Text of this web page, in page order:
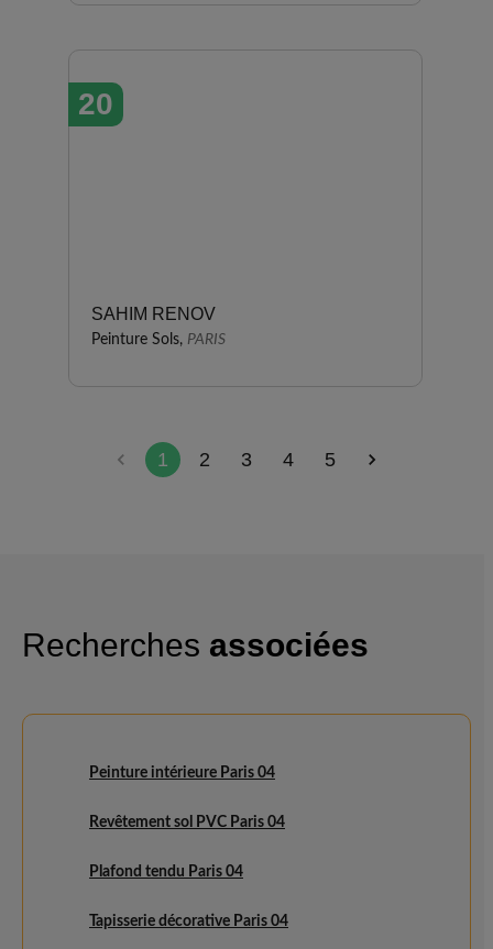
20
SAHIM RENOV
Peinture Sols, PARIS
1 2 3 4 5
Recherches associées
Peinture intérieure Paris 04
Revêtement sol PVC Paris 04
Plafond tendu Paris 04
Tapisserie décorative Paris 04